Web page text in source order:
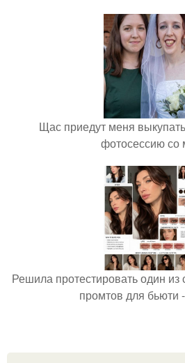
Щас приедут меня
фотосессию со
Решила протестировать один
промтов для бьюти